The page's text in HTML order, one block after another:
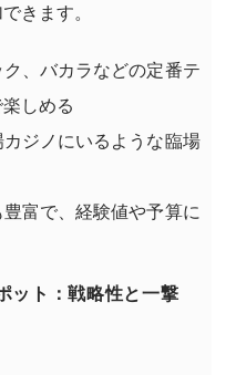
きます。
、バカラなどの定番テ
しめる
ジノにいるような臨場
富で、経験値や予算に
ット：戦略性と一撃